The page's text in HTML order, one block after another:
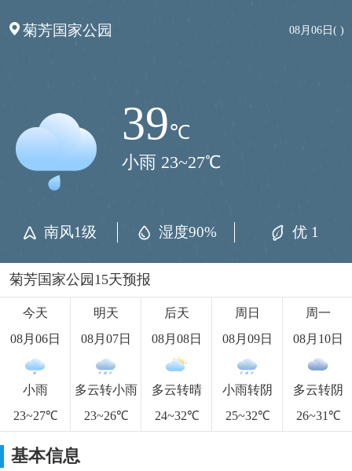
菊芳国家公园 08月06日( )
39℃
小雨 23~27℃
南风1级 湿度90% 优 1
菊芳国家公园15天预报
今天
08月06日
小雨
23~27℃
明天
08月07日
多云转小雨
23~26℃
后天
08月08日
多云转晴
24~32℃
周日
08月09日
小雨转阴
25~32℃
周一
08月10日
多云转阴
26~31℃
基本信息